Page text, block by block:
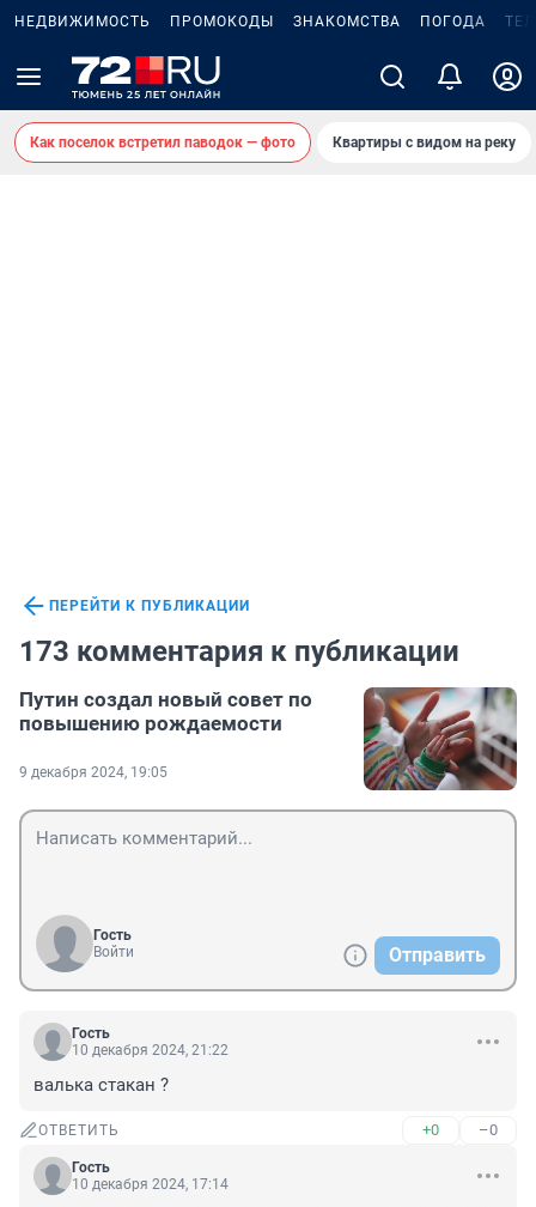
НЕДВИЖИМОСТЬ ПРОМОКОДЫ ЗНАКОМСТВА ПОГОДА
Как поселок встретил паводок — фото Квартиры с видом на реку
ПЕРЕЙТИ К ПУБЛИКАЦИИ
173 комментария к публикации
Путин создал новый совет по
повышению рождаемости
9 декабря 2024, 19:05
Гость
Войти
Отправить
Гость
10 декабря 2024, 21:22
валька стакан ?
ОТВЕТИТЬ +0 –0
Гость
10 декабря 2024, 17:14